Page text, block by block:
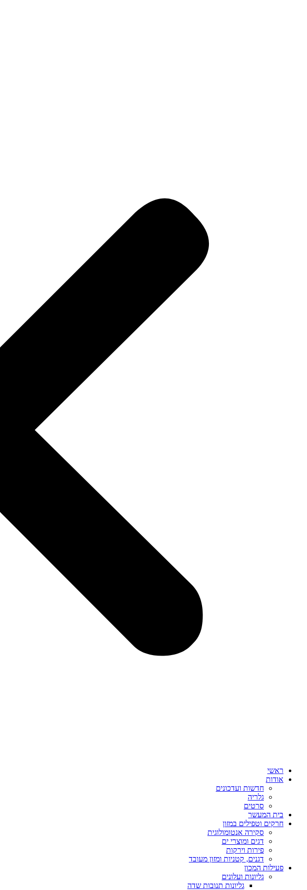
ראשי
אודות
חדשות ועדכונים
גלריה
סרטים
בית המעשר
חרקים וטפילים במזון
סקירה אנטומולוגית
דגים ומוצרי ים
פירות וירקות
דגנים, קטניות ומזון מעובד
פעילות המכון
גליונות ועלונים
גליונות תנובות שדה